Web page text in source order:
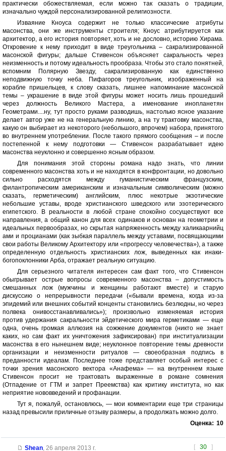
практически обожествляемая, если можно так сказать о традиции,
изначально чуждой персонализированной религиозности.
Изваяние Кноуса содержит не только классические атрибуты
масонства, они же инструменты строителя; Кноус атрибутируется как
архитектор, а его история повторяет, хоть и не дословно, историю Хирама.
Откровение к нему приходит в виде треугольника – сакрализированной
масонской фигуры; дальше Стивенсон объясняет сакральность через
неизменность и потому идеальность прообраза. Чтобы это стало понятней,
вспомним Полярную Звезду, сакрализированную как единственно
неподвижную точку неба. Пифагоров треугольник, изображенный на
корабле пришельцев, к слову сказать, лишнее напоминание масонской
темы – украшение в виде этой фигуры может носить лишь прошедший
через должность Великого Мастера, а именование инопланетян
Геометрами....ну, тут просто руками разводишь, настолько ясное указание
делает автор уже не на генеральную линию, а на ту трактовку масонства,
какую он выбирает из некоторого (небольшого, впрочем) набора, принятого
во внутреннем употреблении. После такого прямого сообщения – и после
постепенной к нему подготовки — Стивенсон разрабатывает идею
масонства неуклонно и совершенно ясным образом.
Для понимания этой стороны романа надо знать, что линии
современного масонства хоть и не находятся в конфронтации, но довольно
сильно расходятся между гуманистическим французским,
филантропическим американским и изначальным символическим (можно
сказать, герметическим) английским, плюс некотрые экзотические
небольшие уставы, вроде христианского шведского или эзотерического
египетского. В реальности в любой стране спокойно сосуществуют все
направления, а общий канон для всех одинаков и основан на геометрии и
идеальных первообразах, но скрытая напряженность между халикаарнийц
ами и процианами (как зыбкая параллель между уставами, посвящающими
свои работы Великому Архитектору или «прогрессу человечества»), а также
определенную отдельность христианских лож, выведенных как инаки-
богопоклонники Арба, отражает реальную ситуацию.
Для серьезного читателя интересен сам факт того, что Стивенсон
обыгрывает острые вопросы современного масонства – допустимость
смешанных лож (мужчины и женщины работают вместе) и старую
дискуссию о непрерывности передачи («бывали времена, когда из-за
эпидемий или внешних событий конценты становились безлюдны, но через
полвека онивосстанавливались»); произвольно изменяемая история
против удержания сакральности эйдетического мира герметиками — еще
одна, очень громкая аллюзия на сожжение документов (никто не знает
каких, но сам факт их уничтожения зафиксирован) при институализации
масонства в его нынешнем виде; неуклонное повторение темы древности
организации и неизменности ритуалов — своеобразная подпись в
преданности идеалам. Последнее тоже представляет особый интерес с
точки зрения масонского вектора «Анафема» — на внутреннем языке
Стивенсон просит не трактовать выраженные в романе сомнения
(Отпадение от ГТМ и запрет Преемства) как критику института, но как
неприятие нововведений и профанации.
Тут я, пожалуй, остановлюсь, — мои комментарии еще три страницы
назад превысили приличные отзыву размеры, а продолжать можно долго.
Оценка: 10
[ 30 ]
Shean, 26 апреля 2013 г.